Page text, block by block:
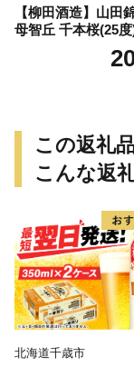
【柳田酒造】山田
母智丘 千本桜(25
≪みやこんじょ特
この返礼
こんな返
北海道千歳市